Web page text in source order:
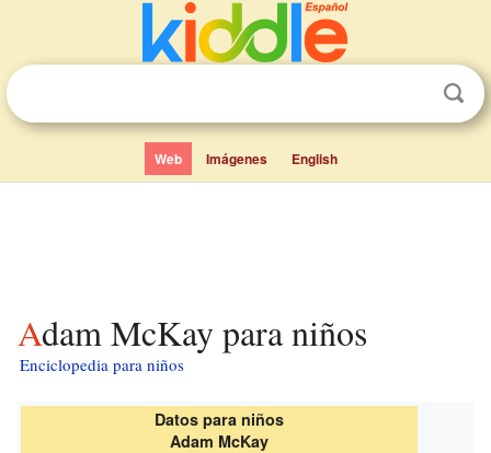
Web Imágenes English
Adam McKay para niños
Enciclopedia para niños
Datos para niños
Adam McKay